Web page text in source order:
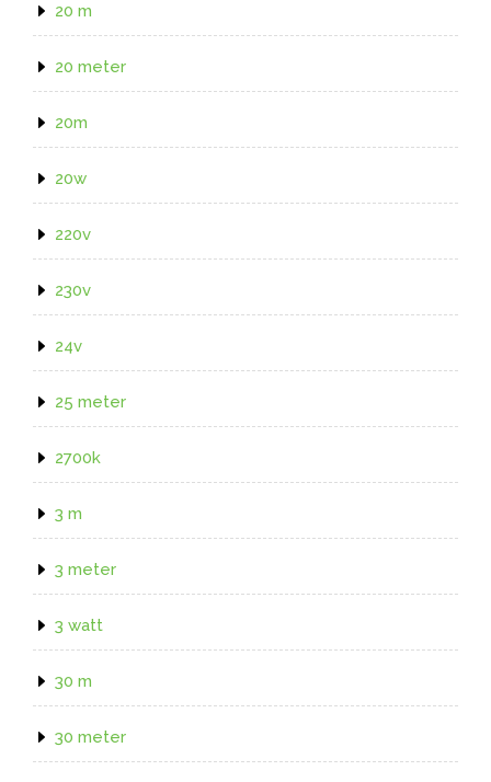
20 m
20 meter
20m
20w
220v
230v
24v
25 meter
2700k
3 m
3 meter
3 watt
30 m
30 meter